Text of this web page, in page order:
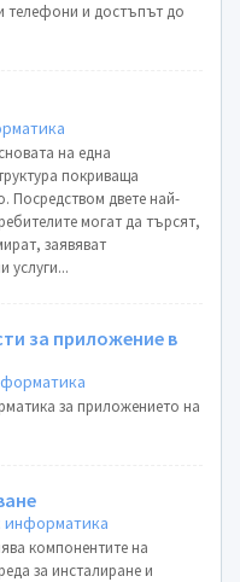
телефони и достъпът до
на една
покриваща
Посредством двете най-
могат да търсят,
заявяват
услуги...
за приложение в
за приложението на
информатика
компонентите на
за инсталиране и